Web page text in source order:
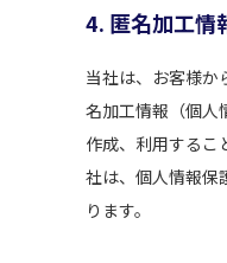
4. 匿名加工情
当社は、お客様か
名加工情報（個人
作成、利用するこ
社は、個人情報保
ります。